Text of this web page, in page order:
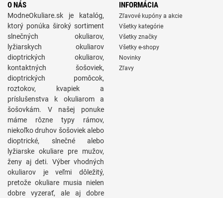
O NÁS
ModneOkuliare.sk je katalóg,
ktorý ponúka široký sortiment
slnečných okuliarov,
lyžiarskych okuliarov
dioptrických okuliarov,
kontaktných šošoviek,
dioptrických pomôcok,
roztokov, kvapiek a
príslušenstva k okuliarom a
šošovkám. V našej ponuke
máme rôzne typy rámov,
niekoľko druhov šošoviek alebo
dioptrické, slnečné alebo
lyžiarske okuliare pre mužov,
ženy aj deti. Výber vhodných
okuliarov je veľmi dôležitý,
pretože okuliare musia nielen
dobre vyzerať, ale aj dobre
INFORMÁCIA
Zľavové kupóny a akcie
Všetky kategórie
Všetky značky
Všetky e-shopy
Novinky
Zľavy